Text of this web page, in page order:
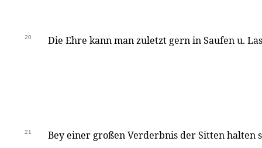
20 Die Ehre kann man zuletzt gern in Saufen u.
21 Bey einer großen Verderbnis der Sitten halten